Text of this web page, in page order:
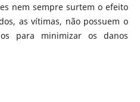
nem sempre surtem o efeito
as vítimas, não possuem o
para minimizar os danos